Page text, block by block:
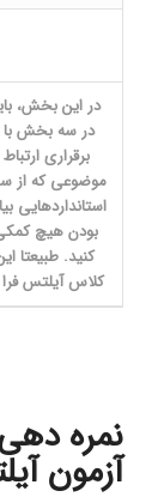
در سه بخش با
برقراری
موضوعی که از
استانداردهایی
بودن هیچ
کنید. طبیعتا
کلاس آیلتس فرا
آزمون